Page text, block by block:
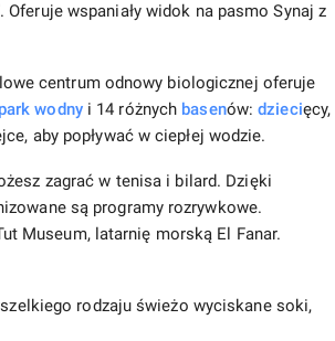
wspaniały widok na pasmo Synaj z
centrum odnowy biologicznej oferuje
park wodnyi 14 różnych basenów:dziecięcy,
aby popływać w ciepłej wodzie.
zagrać w tenisa i bilard. Dzięki
są programy rozrywkowe.
Museum, latarnię morską El Fanar.
rodzaju świeżo wyciskane soki,